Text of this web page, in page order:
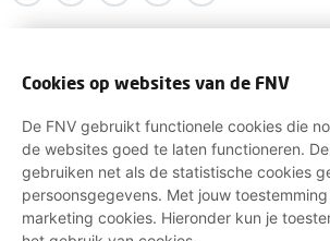
Cookies op websites van de FNV
De FNV gebruikt functionele cookies die
de websites goed te laten functioneren.
gebruiken net als de statistische cookies
persoonsgegevens. Met jouw
marketing cookies. Hieronder kun je